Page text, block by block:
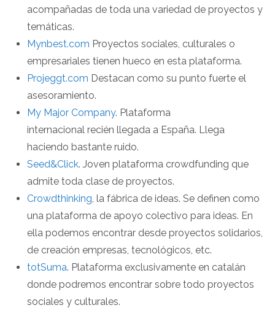
acompañadas de toda una variedad de proyectos y
temáticas.
Mynbest.com Proyectos sociales, culturales o
empresariales tienen hueco en esta plataforma.
Projeggt.com Destacan como su punto fuerte el
asesoramiento.
My Major Company. Plataforma
internacional recién llegada a España. Llega
haciendo bastante ruido.
Seed&Click. Joven plataforma crowdfunding que
admite toda clase de proyectos.
Crowdthinking, la fábrica de ideas. Se definen como
una plataforma de apoyo colectivo para ideas. En
ella podemos encontrar desde proyectos solidarios,
de creación empresas, tecnológicos, etc.
totSuma. Plataforma exclusivamente en catalán
donde podremos encontrar sobre todo proyectos
sociales y culturales.